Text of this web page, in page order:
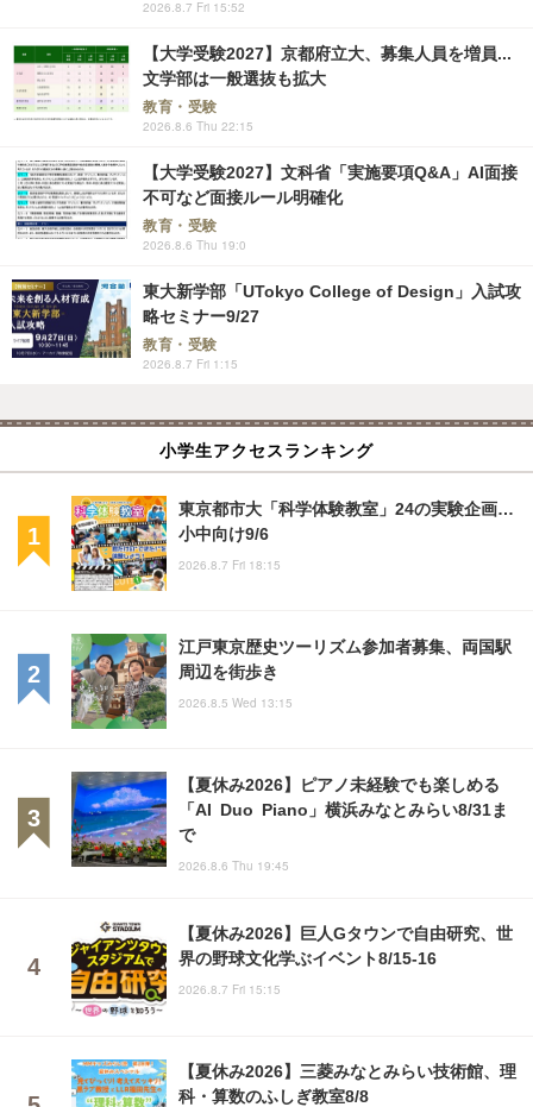
2026.8.7 Fri 15:52
【大学受験2027】京都府立大、募集人員を増員...
文学部は一般選抜も拡大
教育・受験
2026.8.6 Thu 22:15
【大学受験2027】文科省「実施要項Q&A」AI面接
不可など面接ルール明確化
教育・受験
2026.8.6 Thu 19:0
東大新学部「UTokyo College of Design」入試攻
略セミナー9/27
教育・受験
2026.8.7 Fri 1:15
小学生アクセスランキング
東京都市大「科学体験教室」24の実験企画…
小中向け9/6
2026.8.7 Fri 18:15
江戸東京歴史ツーリズム参加者募集、両国駅
周辺を街歩き
2026.8.5 Wed 13:15
【夏休み2026】ピアノ未経験でも楽しめる
「AI Duo Piano」横浜みなとみらい8/31ま
で
2026.8.6 Thu 19:45
【夏休み2026】巨人Gタウンで自由研究、世
界の野球文化学ぶイベント8/15-16
2026.8.7 Fri 15:15
【夏休み2026】三菱みなとみらい技術館、理
科・算数のふしぎ教室8/8